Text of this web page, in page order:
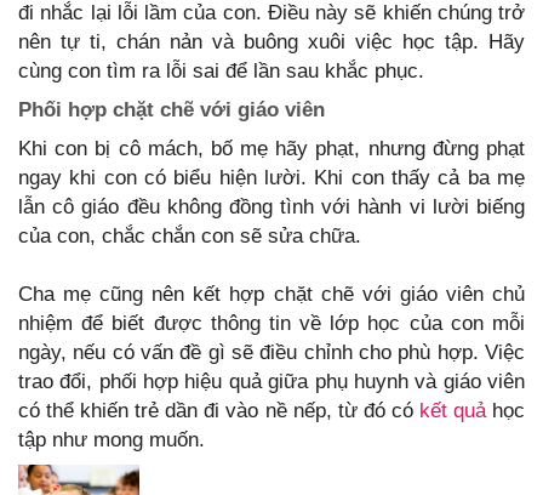
đi nhắc lại lỗi lầm của con. Điều này sẽ khiến chúng trở
nên tự ti, chán nản và buông xuôi việc học tập. Hãy
cùng con tìm ra lỗi sai để lần sau khắc phục.
Phối hợp chặt chẽ với giáo viên
Khi con bị cô mách, bố mẹ hãy phạt, nhưng đừng phạt
ngay khi con có biểu hiện lười. Khi con thấy cả ba mẹ
lẫn cô giáo đều không đồng tình với hành vi lười biếng
của con, chắc chắn con sẽ sửa chữa.
Cha mẹ cũng nên kết hợp chặt chẽ với giáo viên chủ
nhiệm để biết được thông tin về lớp học của con mỗi
ngày, nếu có vấn đề gì sẽ điều chỉnh cho phù hợp. Việc
trao đổi, phối hợp hiệu quả giữa phụ huynh và giáo viên
có thể khiến trẻ dần đi vào nề nếp, từ đó có kết quảhọc
tập như mong muốn.